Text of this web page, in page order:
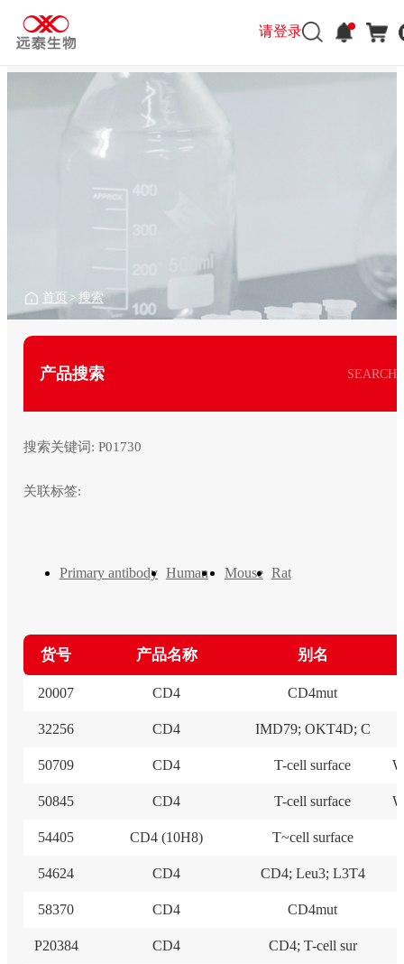
请登录
产品搜索 SEARCH
首页 > 搜索
搜索关键词: P01730
关联标签:
Primary antibody Human Mouse Rat
货号 产品名称 别名
20007 CD4 CD4mut
32256 CD4 IMD79; OKT4D; C
50709 CD4 T-cell surface
50845 CD4 T-cell surface
54405 CD4 (10H8) T~cell surface
54624 CD4 CD4; Leu3; L3T4
58370 CD4 CD4mut
P20384 CD4 CD4; T-cell sur